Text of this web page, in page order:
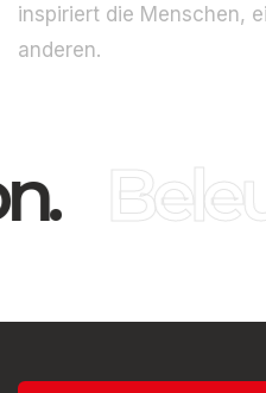
inspiriert die Menschen,
anderen.